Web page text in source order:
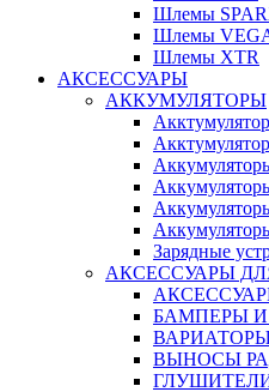
Шлемы
Шлемы
Шлемы XTR
АКСЕССУАРЫ
АККУМУЛЯТОРЫ
Зарядные
АКСЕССУАРЫ
БАМПЕРЫ И
ВЫНОСЫ